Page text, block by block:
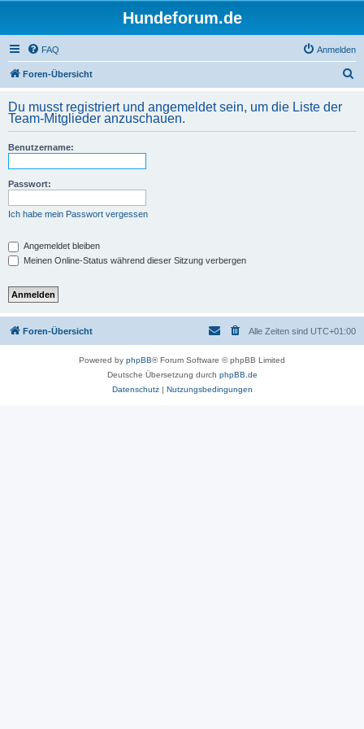
Hundeforum.de
FAQ Anmelden
Foren-Übersicht
h
Du musst registriert und angemeldet sein, um die Liste der
Team-Mitglieder anzuschauen.
Benutzername:
Passwort:
Ich habe mein Passwort vergessen
Angemeldet bleiben
Meinen Online-Status während dieser Sitzung verbergen
Foren-Übersicht Alle Zeiten sind UTC+01:00
Powered by phpBB® Forum Software © phpBB Limited
Deutsche Übersetzung durch phpBB.de
Datenschutz| Nutzungsbedingungen